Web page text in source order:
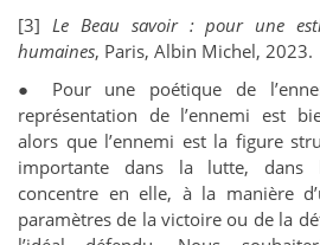
[3] Le Beau savoir : pour une
humaines, Paris, Albin Michel, 2023.
● Pour une poétique de
représentation de l’ennemi est
alors que l’ennemi est la figure
importante dans la lutte,
concentre en elle, à la manière
paramètres de la victoire ou de la